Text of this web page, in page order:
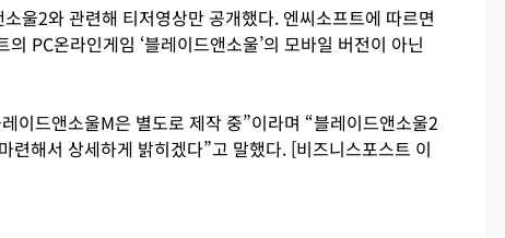
울2와 관련해 티저영상만 공개했다. 엔씨소프트에 따르면
PC온라인게임 ‘블레이드앤소울’의 모바일 버전이 아닌
이드앤소울M은 별도로 제작 중”이라며 “블레이드앤소울2
련해서 상세하게 밝히겠다”고 말했다. [비즈니스포스트 이